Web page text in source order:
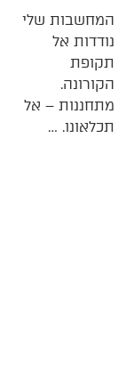
המחשבות שלי
נודדות אל
תקופת
הקורונה.
מתחננות – אל
תכלאונו. …